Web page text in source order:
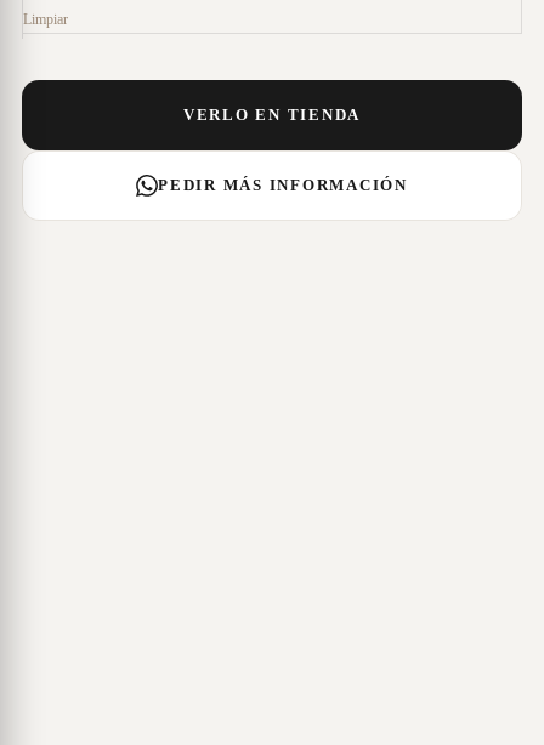
Limpiar
VERLO EN TIENDA
PEDIR MÁS INFORMACIÓN